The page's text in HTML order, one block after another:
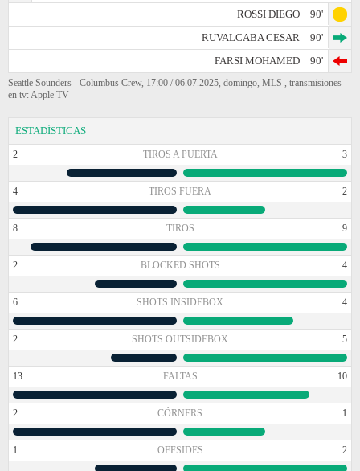
ROSSI DIEGO
90'
RUVALCABA CESAR
90'
FARSI MOHAMED
90'
Seattle Sounders - Columbus Crew, 17:00 / 06.07.2025, domingo, MLS , transmisiones
en tv: Apple TV
ESTADÍSTICAS
2 TIROS A PUERTA 3
4 TIROS FUERA 2
8 TIROS 9
2 BLOCKED SHOTS 4
6 SHOTS INSIDEBOX 4
2 SHOTS OUTSIDEBOX 5
13 FALTAS 10
2 CÓRNERS 1
1 OFFSIDES 2